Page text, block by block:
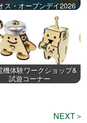
ス・オープンデイ2026
機体験ワークショップ&
試遊コーナー
NEXT＞